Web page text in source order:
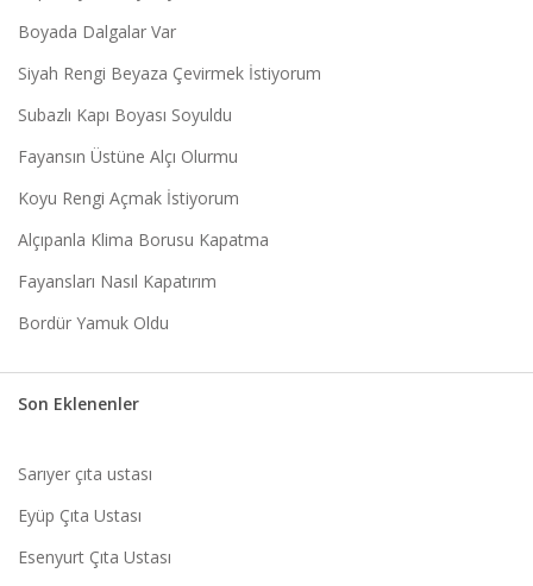
Boyada Dalgalar Var
Siyah Rengi Beyaza Çevirmek İstiyorum
Subazlı Kapı Boyası Soyuldu
Fayansın Üstüne Alçı Olurmu
Koyu Rengi Açmak İstiyorum
Alçıpanla Klima Borusu Kapatma
Fayansları Nasıl Kapatırım
Bordür Yamuk Oldu
Son Eklenenler
Sarıyer çıta ustası
Eyüp Çıta Ustası
Esenyurt Çıta Ustası